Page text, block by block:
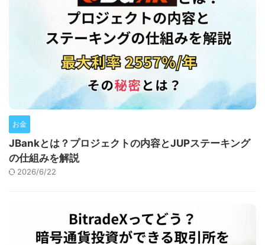
お金
JBankとは？プロジェクトの内容とJUPステーキング
の仕組みを解説
2026/6/22